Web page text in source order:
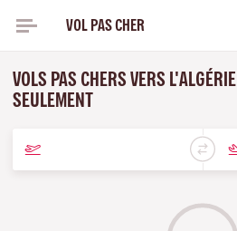
VOL PAS CHER
VOLS PAS CHERS VERS
SEULEMENT